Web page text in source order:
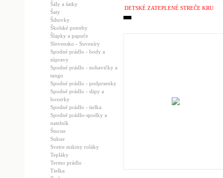
Šály a šatky
Šaty
Šiltovky
Školské potreby
Šlapky a papuče
Slovensko - Suveníry
Spodné prádlo - body a
súpravy
Spodné prádlo - nohavičky a
tango
Spodné prádlo - podprsenky
Spodné prádlo - slipy a
boxerky
Spodné prádlo - tielka
Spodné prádlo-spodky a
natelník
Štucne
Sukne
Svetre mikiny roláky
Tepláky
Termo prádlo
Tielka
DETSKÉ ZATEPLENÉ STREČE KRU